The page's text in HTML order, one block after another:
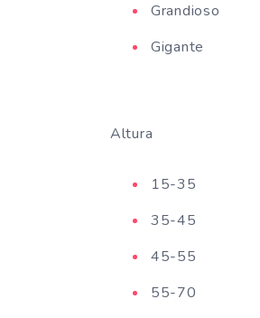
Grandioso
Gigante
Altura
15-35
35-45
45-55
55-70